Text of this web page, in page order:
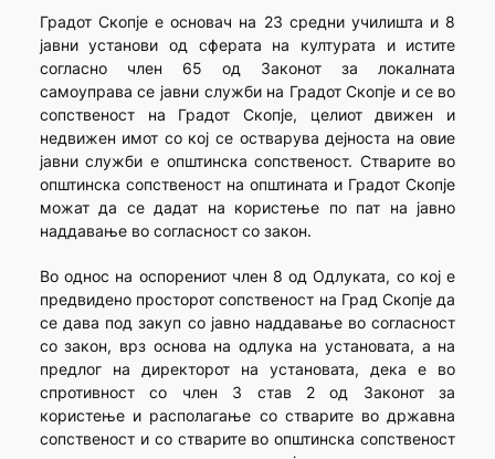
Градот Скопје е основач на 23 средни училишта и 8
јавни установи од сферата на културата и истите
согласно член 65 од Законот за локалната
самоуправа се јавни служби на Градот Скопје и се во
сопственост на Градот Скопје, целиот движен и
недвижен имот со кој се остварува дејноста на овие
јавни служби е општинска сопственост. Стварите во
општинска сопственост на општината и Градот Скопје
можат да се дадат на користење по пат на јавно
наддавање во согласност со закон.
Во однос на оспорениот член 8 од Одлуката, со кој е
предвидено просторот сопственост на Град Скопје да
се дава под закуп со јавно наддавање во согласност
со закон, врз основа на одлука на установата, а на
предлог на директорот на установата, дека е во
спротивност со член 3 став 2 од Законот за
користење и располагање со стварите во државна
сопственост и со стварите во општинска сопственост